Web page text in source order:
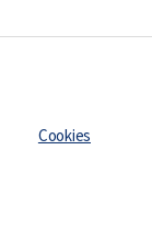
Cookies